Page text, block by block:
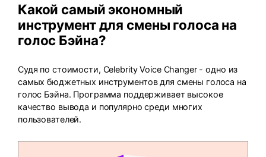
Какой самый экономный
инструмент для смены голоса на
голос Бэйна?
Судя по стоимости, Celebrity Voice Changer - одно из
самых бюджетных инструментов для смены голоса на
голос Бэйна. Программа поддерживает высокое
качество вывода и популярно среди многих
пользователей.